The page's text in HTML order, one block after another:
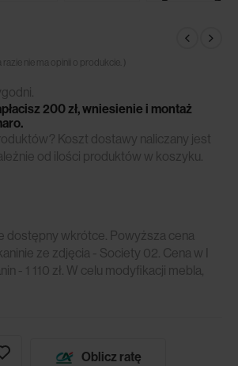
razie nie ma opinii o produkcie. )
200 zł, wniesienie i montaż
Koszt dostawy naliczany jest
od ilości produktów w koszyku.
dostępny wkrótce. Powyższa cena
ze zdjęcia - Society 02. Cena w I
- 1 110 zł. W celu modyfikacji mebla,
Oblicz ratę